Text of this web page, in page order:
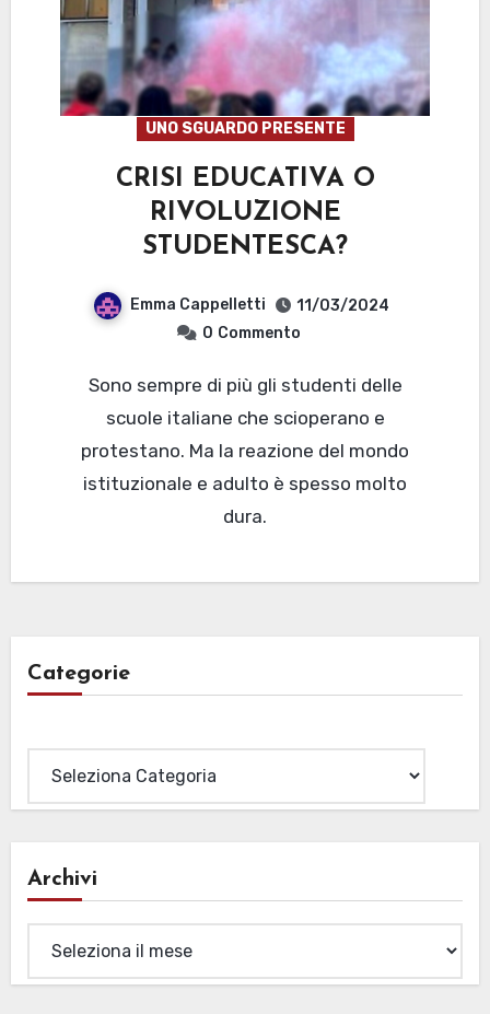
UNO SGUARDO PRESENTE
CRISI EDUCATIVA O
RIVOLUZIONE
STUDENTESCA?
Emma Cappelletti
11/03/2024
0 Commento
Sono sempre di più gli studenti delle
scuole italiane che scioperano e
protestano. Ma la reazione del mondo
istituzionale e adulto è spesso molto
dura.
Categorie
Archivi